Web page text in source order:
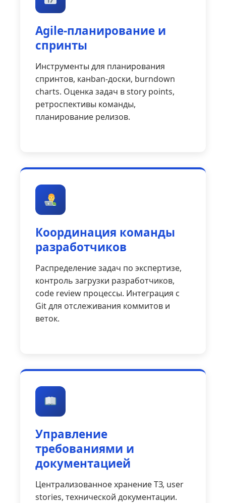
Agile-планирование и
спринты
Инструменты для планирования
спринтов, канban-доски, burndown
charts. Оценка задач в story points,
ретроспективы команды,
планирование релизов.
Координация команды
разработчиков
Распределение задач по экспертизе,
контроль загрузки разработчиков,
code review процессы. Интеграция с
Git для отслеживания коммитов и
веток.
Управление
требованиями и
документацией
Централизованное хранение ТЗ, user
stories, технической документации.